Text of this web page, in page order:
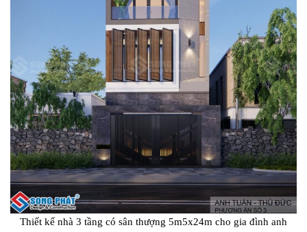
Thiết kế nhà 3 tầng có sân thượng 5m5x24m cho gia đình anh